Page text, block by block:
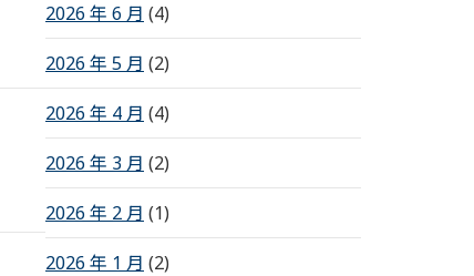
2026 年 6 月 (4)
2026 年 5 月 (2)
2026 年 4 月 (4)
2026 年 3 月 (2)
2026 年 2 月 (1)
2026 年 1 月 (2)